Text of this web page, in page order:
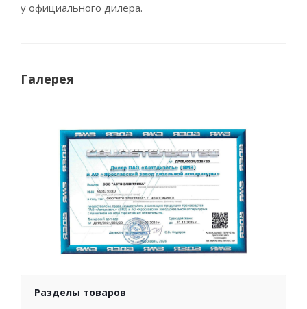
у официального дилера.
Галерея
Разделы товаров